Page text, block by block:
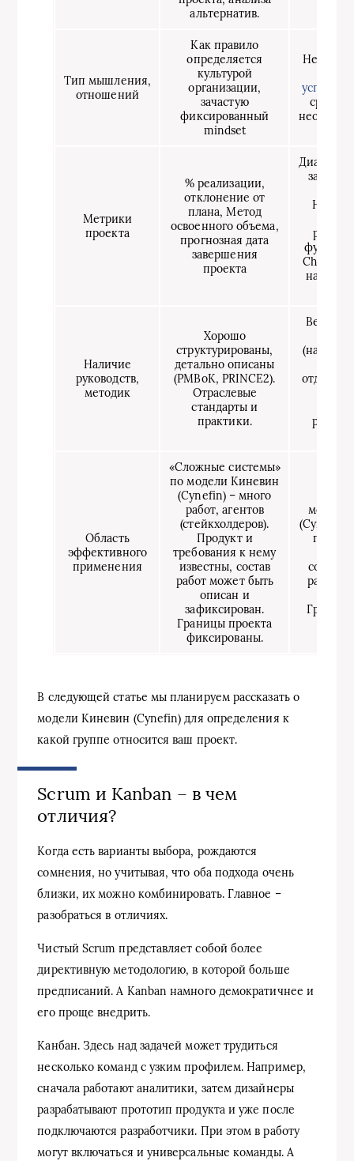
альтернатив.
Тип мышления,
отношений
Как правило
определяется
культурой
организации,
зачастую
фиксированный
mindset
среде
Метрики
проекта
% реализации,
отклонение от
плана, Метод
освоенного объема,
прогнозная дата
завершения
проекта
задач
Chart),
на
Наличие
руководств,
методик
Хорошо
структурированы,
детально описаны
(PMBoK, PRINCE2).
Отраслевые
стандарты и
практики.
Область
эффективного
применения
«Сложные системы»
по модели Киневин
(Cynefin) – много
работ, агентов
(стейкхолдеров).
Продукт и
требования к нему
известны, состав
работ может быть
описан и
зафиксирован.
Границы проекта
фиксированы.
модели
(Cynefin)
работ
В следующей статье мы планируем рассказать о
модели Киневин (Cynefin) для определения к
какой группе относится ваш проект.
Scrum и Kanban – в чем
отличия?
Когда есть варианты выбора, рождаются
сомнения, но учитывая, что оба подхода очень
близки, их можно комбинировать. Главное –
разобраться в отличиях.
Чистый Scrum представляет собой более
директивную методологию, в которой больше
предписаний. А Kanban намного демократичнее и
его проще внедрить.
Канбан. Здесь над задачей может трудиться
несколько команд с узким профилем. Например,
сначала работают аналитики, затем дизайнеры
разрабатывают прототип продукта и уже после
подключаются разработчики. При этом в работу
могут включаться и универсальные команды. А